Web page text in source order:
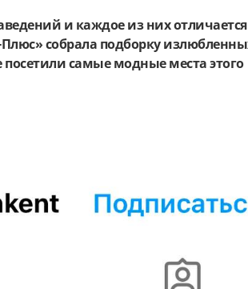
и каждое из них
собрала подборку
самые модные места этого